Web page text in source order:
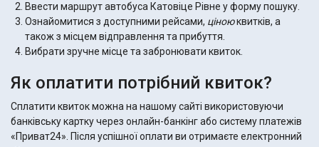
Ввести маршрут автобуса Катовіце Рівне у форму пошуку.
Ознайомитися з доступними рейсами, ціноюквитків, а
також з місцем відправлення та прибуття.
Вибрати зручне місце та забронювати квиток.
Як оплатити потрібний квиток?
Сплатити квиток можна на нашому сайті використовуючи
банківську картку через онлайн-банкінг або систему платежів
«Приват24». Після успішної оплати ви отримаєте електронний